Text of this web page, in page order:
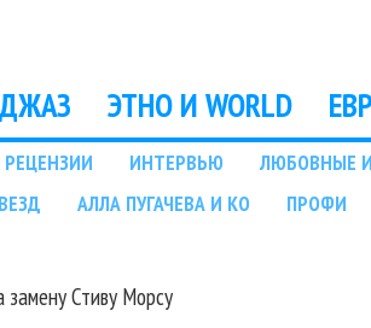
ДЖАЗ ЭТНО И WORLD
РЕЦЕНЗИИ ИНТЕРВЬЮ ЛЮБОВНЫЕ
АЛЛА ПУГАЧЕВА И КО ПРОФИ
замену Стиву Морсу